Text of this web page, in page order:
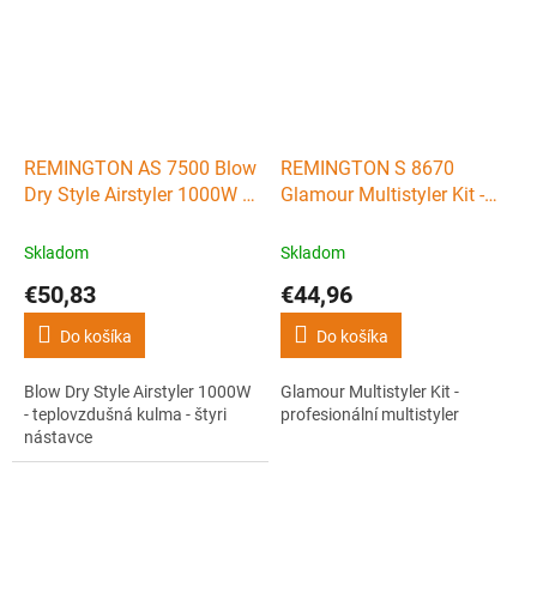
REMINGTON AS 7500 Blow
Dry Style Airstyler 1000W -
nástavce
Skladom
€50,83
Do košíka
Blow Dry Style Airstyler 1000W
- teplovzdušná kulma - štyri
nástavce
REMINGTON S 8670
Glamour Multistyler Kit -
Skladom
€44,96
Do košíka
Glamour Multistyler Kit -
profesionální multistyler